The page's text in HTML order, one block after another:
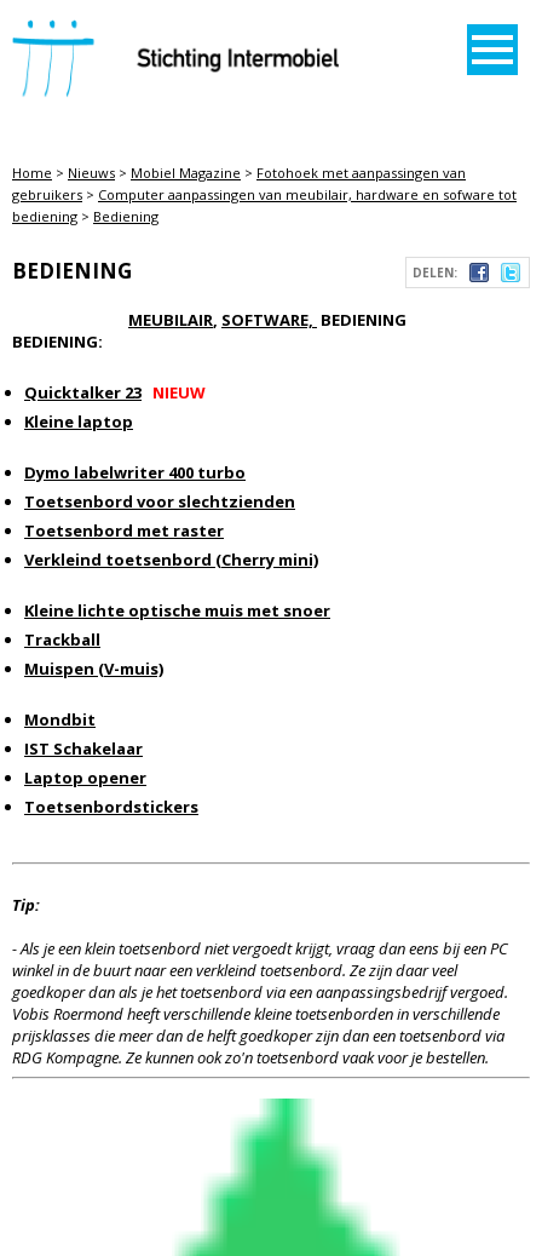
STICHTING INTERMOBIEL
Home > Nieuws > Mobiel Magazine > Fotohoek met aanpassingen van
gebruikers > Computer aanpassingen van meubilair, hardware en sofware tot
bediening > Bediening
DELEN:
BEDIENING
MEUBILAIR, SOFTWARE, BEDIENING
BEDIENING:
Quicktalker 23 NIEUW
Kleine laptop
Dymo labelwriter 400 turbo
Toetsenbord voor slechtzienden
Toetsenbord met raster
Verkleind toetsenbord (Cherry mini)
Kleine lichte optische muis met snoer
Trackball
Muispen (V-muis)
Mondbit
IST Schakelaar
Laptop opener
Toetsenbordstickers
Tip:
-Als je een klein toetsenbord niet vergoedt krijgt, vraag dan eens bij een PC
winkel in de buurt naar een verkleind toetsenbord. Ze zijn daar veel
goedkoper dan als je het toetsenbord via een aanpassingsbedrijf vergoed.
Vobis Roermond heeft verschillende kleine toetsenborden in verschillende
prijsklasses die meer dan de helft goedkoper zijn dan een toetsenbord via
RDG Kompagne. Ze kunnen ook zo'n toetsenbord vaak voor je bestellen.